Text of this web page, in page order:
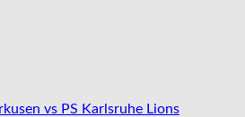
vs PS Karlsruhe Lions